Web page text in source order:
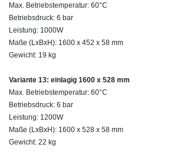
Max. Betriebstemperatur: 60°C
Betriebsdruck: 6 bar
Leistung: 1000W
Maße (LxBxH): 1600 x 452 x 58 mm
Gewicht: 19 kg
Variante 13: einlagig 1600 x 528 mm
Max. Betriebstemperatur: 60°C
Betriebsdruck: 6 bar
Leistung: 1200W
Maße (LxBxH): 1600 x 528 x 58 mm
Gewicht: 22 kg